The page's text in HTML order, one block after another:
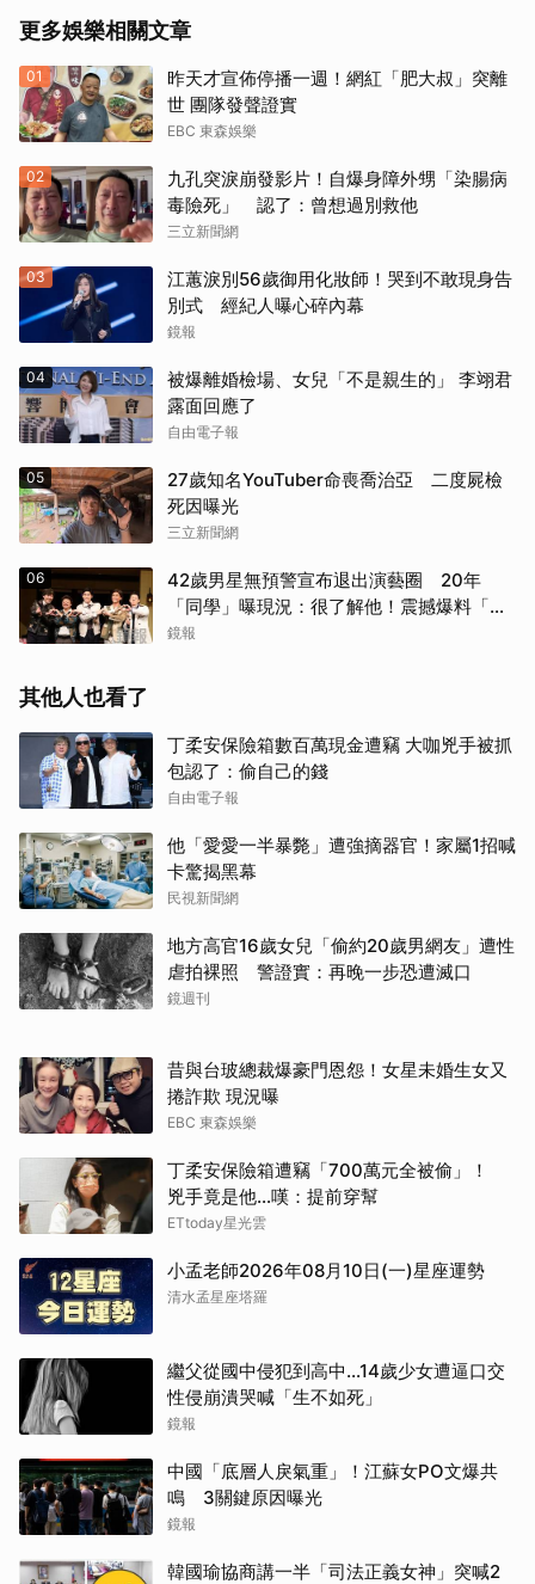
更多娛樂相關文章
01
昨天才宣佈停播一週！網紅「肥大叔」突離
世 團隊發聲證實
EBC 東森娛樂
02
九孔突淚崩發影片！自爆身障外甥「染腸病
毒險死」 認了：曾想過別救他
三立新聞網
03
江蕙淚別56歲御用化妝師！哭到不敢現身告
別式 經紀人曝心碎內幕
鏡報
04
被爆離婚檢場、女兒「不是親生的」 李翊君
露面回應了
自由電子報
05
27歲知名YouTuber命喪喬治亞 二度屍檢
死因曝光
三立新聞網
06
42歲男星無預警宣布退出演藝圈 20年
「同學」曝現況：很了解他！震撼爆料「恐
懼」這件事
鏡報
其他人也看了
丁柔安保險箱數百萬現金遭竊 大咖兇手被抓
包認了：偷自己的錢
自由電子報
他「愛愛一半暴斃」遭強摘器官！家屬1招喊
卡驚揭黑幕
民視新聞網
地方高官16歲女兒「偷約20歲男網友」遭性
虐拍裸照 警證實：再晚一步恐遭滅口
鏡週刊
昔與台玻總裁爆豪門恩怨！女星未婚生女又
捲詐欺 現況曝
EBC 東森娛樂
丁柔安保險箱遭竊「700萬元全被偷」！
兇手竟是他...嘆：提前穿幫
ETtoday星光雲
小孟老師2026年08月10日(一)星座運勢
清水孟星座塔羅
繼父從國中侵犯到高中…14歲少女遭逼口交
性侵崩潰哭喊「生不如死」
鏡報
中國「底層人戾氣重」！江蘇女PO文爆共
鳴 3關鍵原因曝光
鏡報
韓國瑜協商講一半「司法正義女神」突喊2
取消